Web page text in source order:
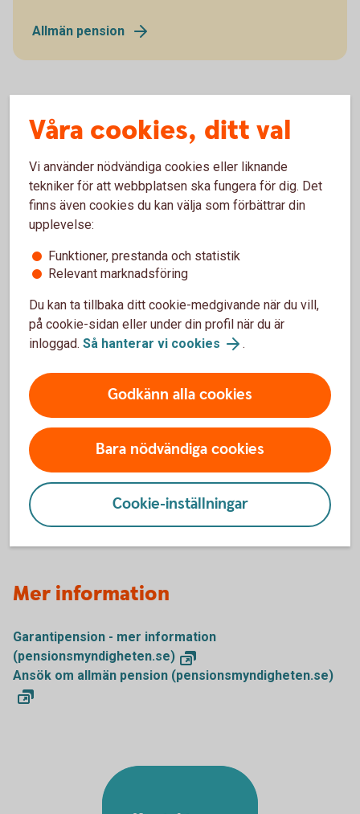
Allmän pension
Fler stöd – Äldreförsörjningsstöd
och bostadstillägg
Utöver garantipensionen finns två andra stöd som du i
vissa fall kan få - äldreförsörjningsstödet och
bostadstillägg.
Äldreförsörjningsstödet är ett stöd för dig som har låg
endast yrkesarbetat en kortare del av ditt liv och haft låg
lön. Eller för att du kommit till Sverige sent i livet och därför
inte hunnit tjäna in någon inkomstpension, samtidigt som du
Du kan i vissa fall även få ett skattefritt bostadstillägg. Det
är din boendekostnad, dina inkomster, tillgångar och
familjesituation som avgör vad du kan få.
Äldreförsörjningsstödet prövas för alla pensionärer som
ansöker om bostadstillägg.
Äldreförsörjningsstöd och bostadstillägg
Mer information
Garantipension - mer information
(pensionsmyndigheten.se)
Ansök om allmän pension (pensionsmyndigheten.se)
Våra cookies, ditt val
Vi använder nödvändiga cookies eller liknande
tekniker för att webbplatsen ska fungera för dig. Det
finns även cookies du kan välja som förbättrar din
upplevelse:
Funktioner, prestanda och statistik
Relevant marknadsföring
Du kan ta tillbaka ditt cookie-medgivande när du vill,
på cookie-sidan eller under din profil när du är
inloggad. Så hanterar vi cookies .
Godkänn alla cookies
Bara nödvändiga cookies
Cookie-inställningar